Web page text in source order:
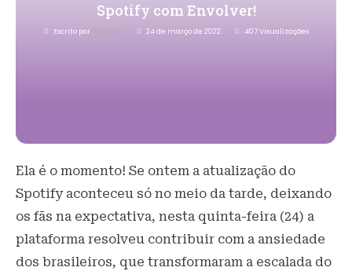
Spotify com Envolver!
Escrito por Redacao 24 de março de 2022 407Visualizações
Ela é o momento! Se ontem a atualização do
Spotify aconteceu só no meio da tarde, deixando
os fãs na expectativa, nesta quinta-feira (24) a
plataforma resolveu contribuir com a ansiedade
dos brasileiros, que transformaram a escalada do